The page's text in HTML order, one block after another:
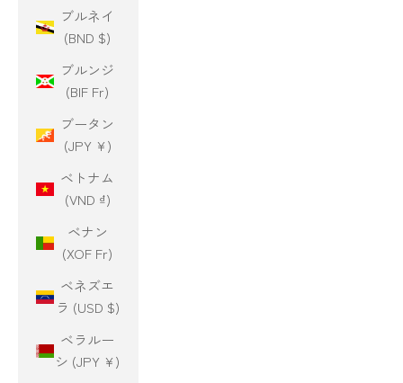
ブルネイ
(BND $)
ブルンジ
(BIF Fr)
ブータン
(JPY ¥)
ベトナム
(VND ₫)
ベナン
(XOF Fr)
ベネズエ
ラ (USD $)
ベラルー
シ (JPY ¥)